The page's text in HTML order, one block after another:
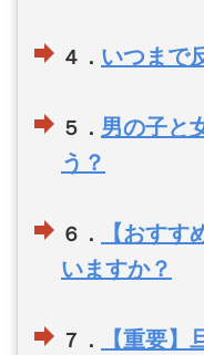
４． いつまで
５． 男の子と
う？
６．
【おす
いますか？
７．
【重要